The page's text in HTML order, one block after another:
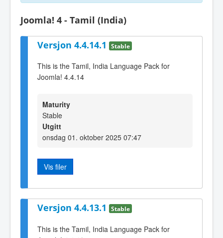
Joomla! 4 - Tamil (India)
Versjon 4.4.14.1 Stable
This is the Tamil, India Language Pack for
Joomla! 4.4.14
Maturity
Stable
Utgitt
onsdag 01. oktober 2025 07:47
Vis filer
Versjon 4.4.13.1 Stable
This is the Tamil, India Language Pack for